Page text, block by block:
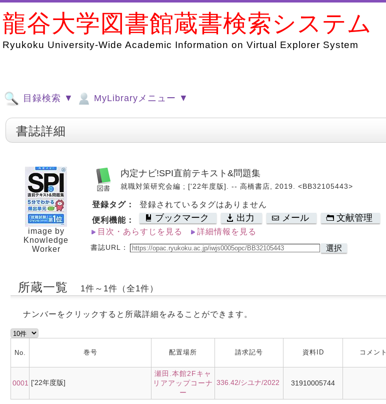
龍谷大学図書館蔵書検索システム
Ryukoku University-Wide Academic Information on Virtual Explorer System
目録検索 ▼ MyLibraryメニュー ▼
書誌詳細
image by
Knowledge
Worker
内定ナビ!SPI直前テキスト&問題集
就職対策研究会編 ; ['22年度版]. -- 高橋書店, 2019. <BB32105443>
登録タグ：
登録されているタグはありません
便利機能：
ブックマーク 出力 メール 文献管理
目次・あらすじを見る 詳細情報を見る
書誌URL： 選択
所蔵一覧 1件～1件（全1件）
ナンバーをクリックすると所蔵詳細をみることができます。
No. 巻号 配置場所 請求記号 資料ID コメント
0001 ['22年度版]
瀬田.本館2Fキャ
リアアップコーナ
ー
336.42/シユナ/2022 31910005744